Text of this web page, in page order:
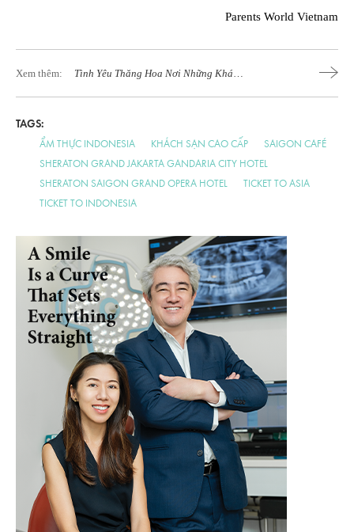
Parents World Vietnam
Xem thêm:
Tình Yêu Thăng Hoa Nơi Những Khách
TAGS:
ẨM THỰC INDONESIA KHÁCH SẠN CAO CẤP
SAIGON CAFÉ
SHERATON GRAND JAKARTA GANDARIA CITY HOTEL
SHERATON SAIGON GRAND OPERA HOTEL
TICKET TO ASIA
TICKET TO INDONESIA